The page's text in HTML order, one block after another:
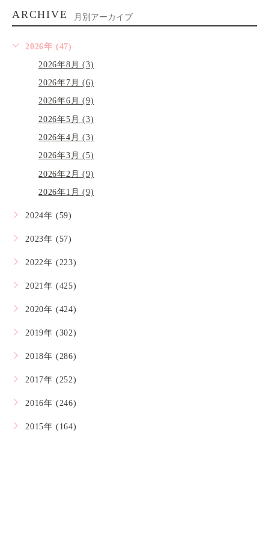
ARCHIVE 月別アーカイブ
2026年 (47)
2026年8月 (3)
2026年7月 (6)
2026年6月 (9)
2026年5月 (3)
2026年4月 (3)
2026年3月 (5)
2026年2月 (9)
2026年1月 (9)
2024年 (59)
2023年 (57)
2022年 (223)
2021年 (425)
2020年 (424)
2019年 (302)
2018年 (286)
2017年 (252)
2016年 (246)
2015年 (164)